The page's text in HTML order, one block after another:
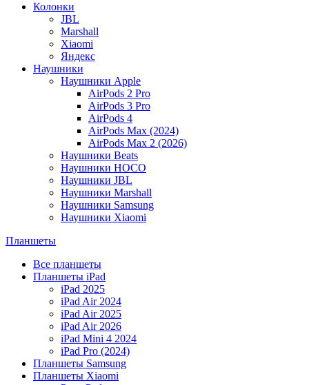
Колонки
JBL
Marshall
Xiaomi
Яндекс
Наушники
Наушники Apple
AirPods 2 Pro
AirPods 3 Pro
AirPods 4
AirPods Max (2024)
AirPods Max 2 (2026)
Наушники Beats
Наушники HOCO
Наушники JBL
Наушники Marshall
Наушники Samsung
Наушники Xiaomi
Планшеты
Все планшеты
Планшеты iPad
iPad 2025
iPad Air 2024
iPad Air 2025
iPad Air 2026
iPad Mini 4 2024
iPad Pro (2024)
Планшеты Samsung
Планшеты Xiaomi